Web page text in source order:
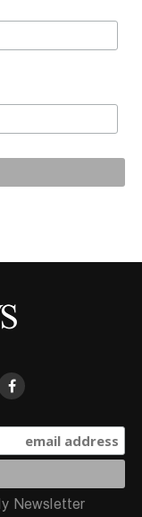
Newsletter